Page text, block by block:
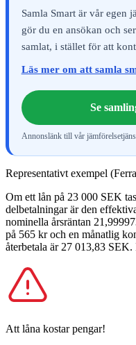
Samla Smart är vår egen
gör du en ansökan och
samlat, i stället för att
Läs mer om att samla
Se
Annonslänk till vår
Representativt exempel
Om ett lån på 23 000 SEK
delbetalningar är den
nominella årsräntan
på 565 kr och en månatlig
återbetala är 27 013,83
Att låna kostar pengar!